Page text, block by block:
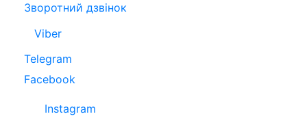
Зворотний дзвінок
Viber
Telegram
Facebook
Instagram